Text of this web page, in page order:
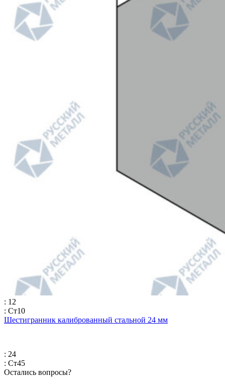
: 12
: Ст10
Шестигранник калиброванный стальной 24 мм
: 24
: Ст45
Остались вопросы?